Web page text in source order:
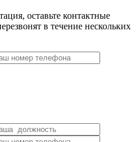
оставьте контактные
в течение нескольких